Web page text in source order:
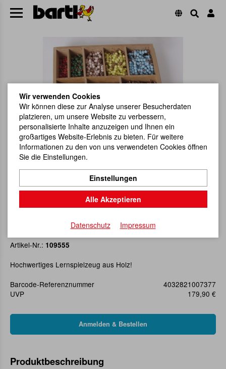
Perlenstäbchen Multiplikation
Artikel-Nr.: 109555
Hochwertiges Lernspielzeug aus Holz!
Barcode-Referenznummer
4032821007377
UVP
179,90 €
Produktbeschreibung
Wir verwenden Cookies
Wir können diese zur Analyse unserer Besucherdaten
platzieren, um unsere Website zu verbessern,
personalisierte Inhalte anzuzeigen und Ihnen ein
großartiges Website-Erlebnis zu bieten. Für weitere
Informationen zu den von uns verwendeten Cookies öffnen
Sie die Einstellungen.
Einstellungen
Alle Akzeptieren
Datenschutz Impressum